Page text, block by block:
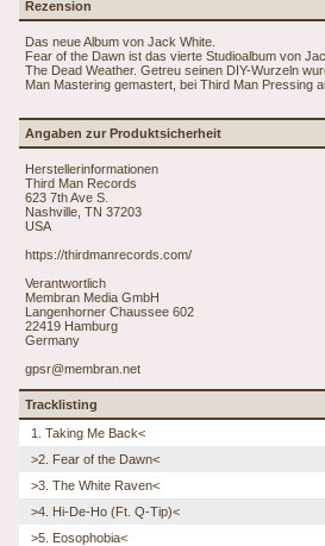
Rezension
Das neue Album von Jack White.
Fear of the Dawn ist das vierte Studioalbum von
The Dead Weather. Getreu seinen DIY-Wurzeln
Man Mastering gemastert, bei Third Man Pressing
Angaben zur Produktsicherheit
Herstellerinformationen
Third Man Records
623 7th Ave S.
Nashville, TN 37203
USA
https://thirdmanrecords.com/
Verantwortlich
Membran Media GmbH
Langenhorner Chaussee 602
22419 Hamburg
Germany
gpsr@membran.net
Tracklisting
1. Taking Me Back<
>2. Fear of the Dawn<
>3. The White Raven<
>4. Hi-De-Ho (Ft. Q-Tip)<
>5. Eosophobia<